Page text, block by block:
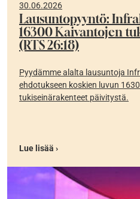
30.06.2026
Lausuntopyyntö:
16300 Kaivantojen
(RTS 26:18)
Pyydämme alalta lausuntoja
ehdotukseen koskien luvun
tukiseinärakenteet päivitystä.
Lue lisää ›